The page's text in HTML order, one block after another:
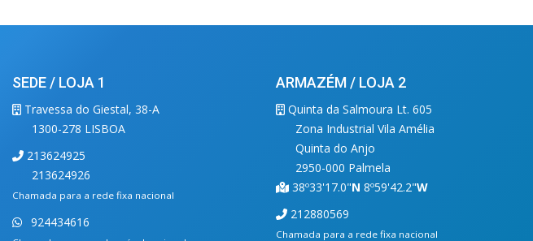
SEDE / LOJA 1
Travessa do Giestal, 38-A
1300-278 LISBOA
213624925
213624926
Chamada para a rede fixa nacional
924434616
ARMAZÉM / LOJA 2
Quinta da Salmoura Lt. 605
Zona Industrial Vila Amélia
Quinta do Anjo
2950-000 Palmela
38º33'17.0"N 8º59'42.2"W
212880569
Chamada para a rede fixa nacional